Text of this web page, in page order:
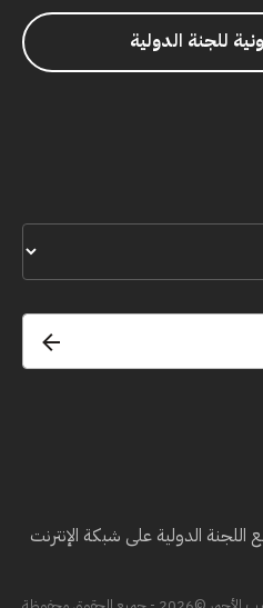
للجنة الدولية
اللجنة الدولية على شبكة الإنترنت